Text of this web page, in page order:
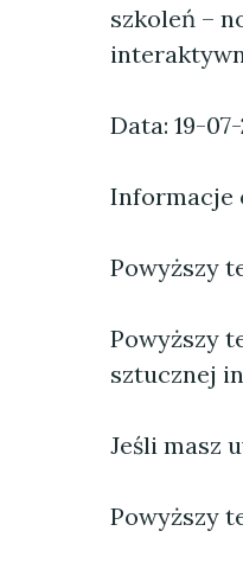
szkoleń –
Data: 19-
Informacje
Powyższy
Powyższy
sztucznej
Jeśli masz
Powyższy